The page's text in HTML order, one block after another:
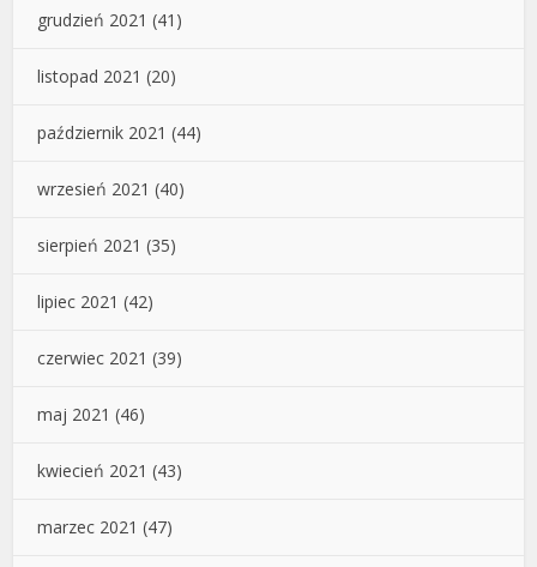
grudzień 2021 (41)
listopad 2021 (20)
październik 2021 (44)
wrzesień 2021 (40)
sierpień 2021 (35)
lipiec 2021 (42)
czerwiec 2021 (39)
maj 2021 (46)
kwiecień 2021 (43)
marzec 2021 (47)